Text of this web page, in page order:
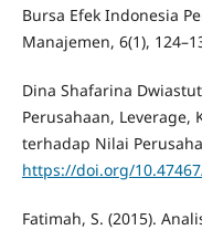
Bursa Efek Indonesia
Manajemen, 6(1),
Dina Shafarina
Perusahaan,
terhadap Nilai
https://doi.org/
Fatimah, S. (2015).